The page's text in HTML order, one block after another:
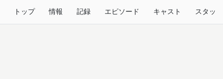
トップ 情報 記録 エピソード キャスト スタッフ